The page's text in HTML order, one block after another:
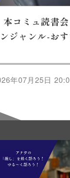
コミュ読書
ジャンル-お
年07月25日